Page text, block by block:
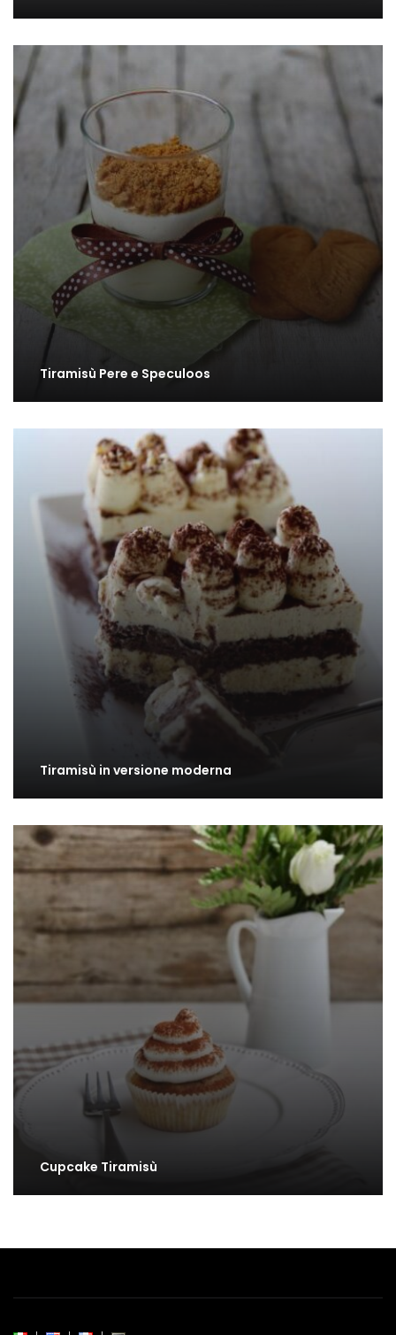
Tiramisù Pere e Speculoos
Tiramisù in versione moderna
Cupcake Tiramisù